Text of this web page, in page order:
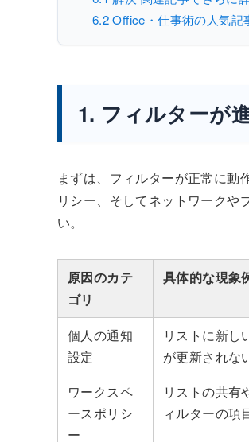
6.2Office・仕事術の人気記
1. フィルターが
まずは、フィルターが正常に動
リシー、そしてネットワークや
い。
原因のカテ
ゴリ
具体的な現象
個人の通知
設定
リストに新し
が更新されな
ワークスペ
ースポリシ
ー
リストの共有
ィルターの項